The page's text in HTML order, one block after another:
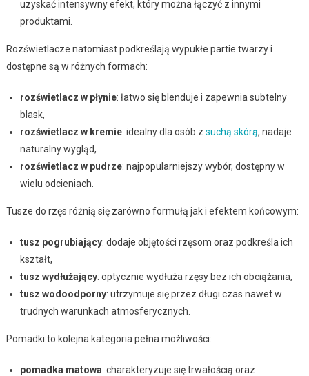
uzyskać intensywny efekt, który można łączyć z innymi
produktami.
Rozświetlacze natomiast podkreślają wypukłe partie twarzy i
dostępne są w różnych formach:
rozświetlacz w płynie: łatwo się blenduje i zapewnia subtelny
blask,
rozświetlacz w kremie: idealny dla osób z suchą skórą, nadaje
naturalny wygląd,
rozświetlacz w pudrze: najpopularniejszy wybór, dostępny w
wielu odcieniach.
Tusze do rzęs różnią się zarówno formułą jak i efektem końcowym:
tusz pogrubiający: dodaje objętości rzęsom oraz podkreśla ich
kształt,
tusz wydłużający: optycznie wydłuża rzęsy bez ich obciążania,
tusz wodoodporny: utrzymuje się przez długi czas nawet w
trudnych warunkach atmosferycznych.
Pomadki to kolejna kategoria pełna możliwości:
pomadka matowa: charakteryzuje się trwałością oraz